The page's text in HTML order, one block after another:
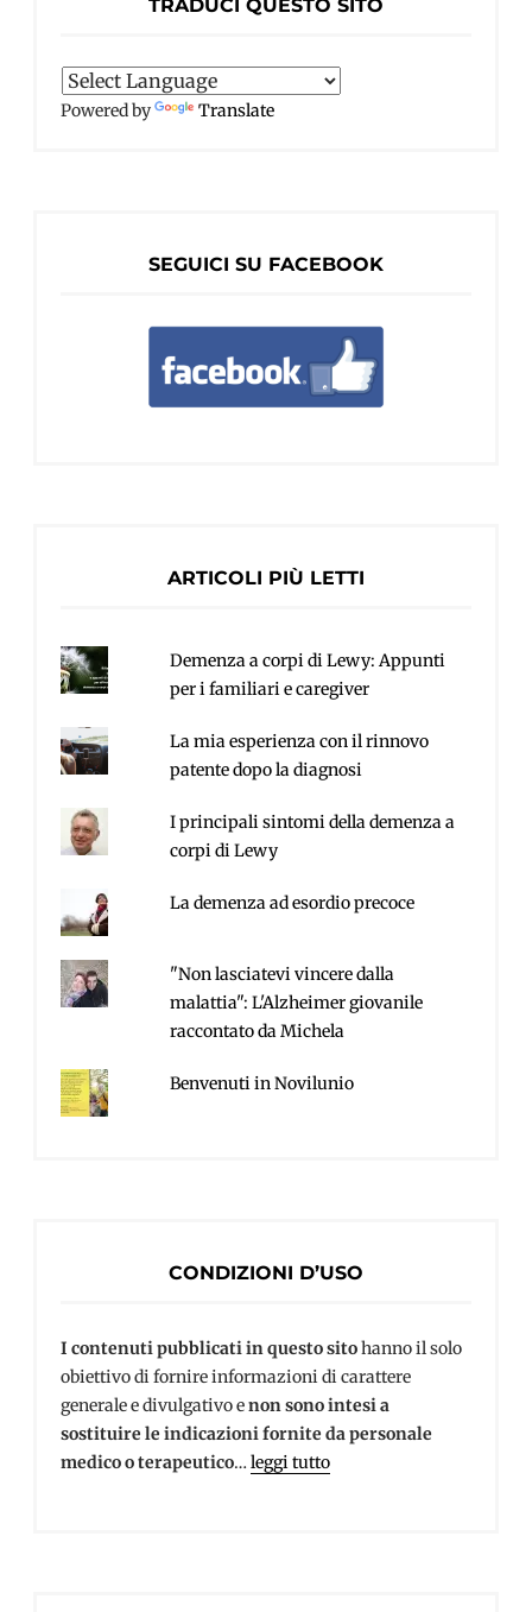
TRADUCI QUESTO SITO
Powered by Translate
SEGUICI SU FACEBOOK
ARTICOLI PIÙ LETTI
Demenza a corpi di Lewy: Appunti
per i familiari e caregiver
La mia esperienza con il rinnovo
patente dopo la diagnosi
I principali sintomi della demenza a
corpi di Lewy
La demenza ad esordio precoce
"Non lasciatevi vincere dalla
malattia": L'Alzheimer giovanile
raccontato da Michela
Benvenuti in Novilunio
CONDIZIONI D’USO
I contenuti pubblicati in questo sitohanno il solo
obiettivo di fornire informazioni di carattere
generale e divulgativo enon sono intesi a
sostituire le indicazioni fornite da personale
medico o terapeutico…leggi tutto